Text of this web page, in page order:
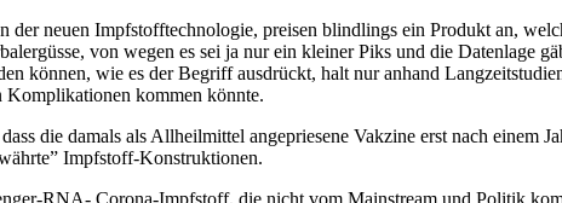
der neuen Impfstofftechnologie, preisen blindlings ein Produkt an,
von wegen es sei ja nur ein kleiner Piks und die Datenlage
können, wie es der Begriff ausdrückt, halt nur anhand
Komplikationen kommen könnte.
die damals als Allheilmittel angepriesene Vakzine erst nach einem
Impfstoff-Konstruktionen.
RNA- Corona-Impfstoff, die nicht vom Mainstream und Politik